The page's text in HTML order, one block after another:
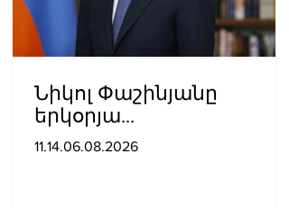
Նիկոլ Փաշինյանը
երկօրյա
աշխատանքային այցով
11.14.06.08.2026